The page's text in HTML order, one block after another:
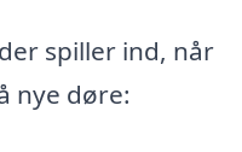
spiller ind, når
nye døre: